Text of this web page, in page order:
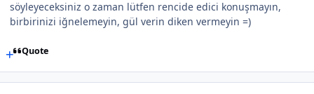
söyleyeceksiniz o zaman lütfen rencide edici konuşmayın,
birbirinizi iğnelemeyin, gül verin diken vermeyin =)
Quote